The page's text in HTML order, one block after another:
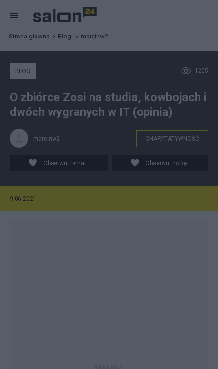
Strona główna Blogi marcinw2
1205
BLOG
O zbiórce Zosi na studia, kowbojach i
dwóch wygranych w IT (opinia)
marcinw2 CHARYTATYWNOŚĆ
Obserwuj temat Obserwuj notkę
9.06.2021